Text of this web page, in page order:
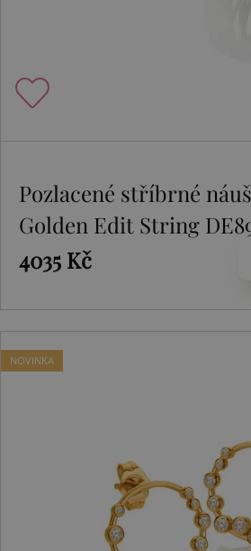
Pozlacené stříbrné
Golden Edit String
4035 Kč
NOVINKA